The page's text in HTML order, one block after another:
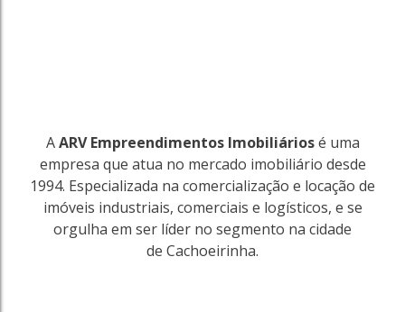
AARV Empreendimentos Imobiliáriosé uma
empresa que atua no mercado imobiliário desde
1994. Especializada na comercialização e locação de
imóveis industriais, comerciais e logísticos, e se
orgulha em ser líder no segmento na cidade
de Cachoeirinha.